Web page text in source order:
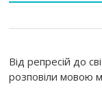
Від репресій до
розповіли мовою